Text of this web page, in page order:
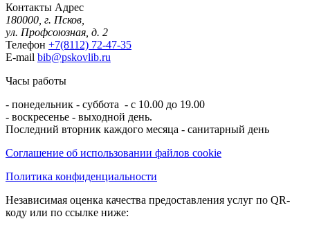
Контакты Адрес
180000, г. Псков,
ул. Профсоюзная, д. 2
Телефон +7(8112) 72-47-35
E-mail bib@pskovlib.ru
Часы работы
- понедельник - суббота - с 10.00 до 19.00
- воскресенье - выходной день.
Последний вторник каждого месяца - санитарный день
Соглашение об использовании файлов cookie
Политика конфиденциальности
Независимая оценка качества предоставления услуг по QR-
коду или по ссылке ниже: